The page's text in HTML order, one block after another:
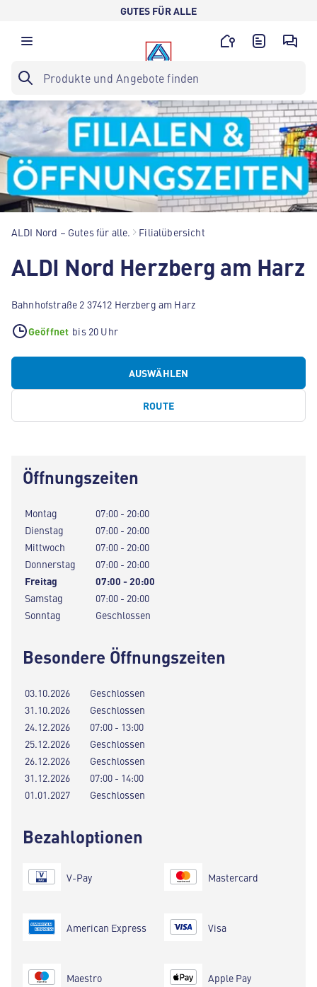
GUTES FÜR ALLE
ALDI Nord – Gutes für alle. Filialübersicht
ALDI Nord Herzberg am Harz
Bahnhofstraße 2 37412 Herzberg am Harz
Geöffnet bis 20 Uhr
AUSWÄHLEN
ROUTE
Öffnungszeiten
Montag
07:00 - 20:00
Dienstag
07:00 - 20:00
Mittwoch
07:00 - 20:00
Donnerstag
07:00 - 20:00
Freitag
07:00 - 20:00
Samstag
07:00 - 20:00
Sonntag
Geschlossen
Besondere Öffnungszeiten
03.10.2026
Geschlossen
31.10.2026
Geschlossen
24.12.2026
07:00 - 13:00
25.12.2026
Geschlossen
26.12.2026
Geschlossen
31.12.2026
07:00 - 14:00
01.01.2027
Geschlossen
Bezahloptionen
V-Pay
American Express
Maestro
Mastercard
Visa
Apple Pay